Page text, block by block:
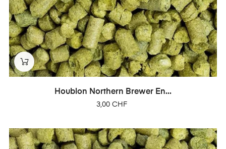
Houblon Northern Brewer En...
Prix
3,00 CHF